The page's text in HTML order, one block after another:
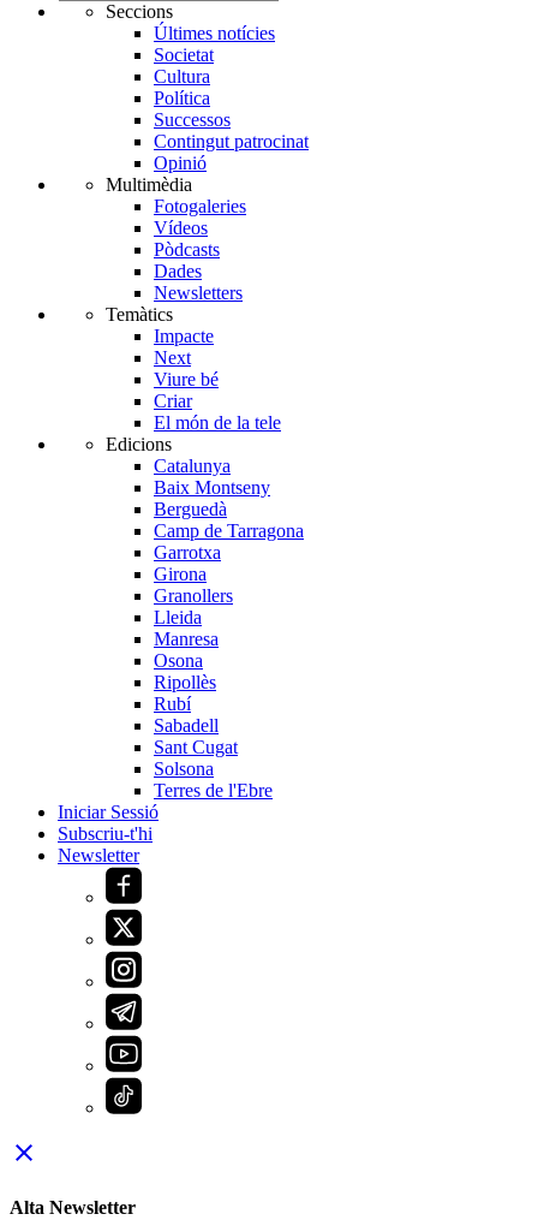
Seccions
Últimes notícies
Societat
Cultura
Política
Successos
Contingut patrocinat
Opinió
Multimèdia
Fotogaleries
Vídeos
Pòdcasts
Dades
Newsletters
Temàtics
Impacte
Next
Viure bé
Criar
El món de la tele
Edicions
Catalunya
Baix Montseny
Berguedà
Camp de Tarragona
Garrotxa
Girona
Granollers
Lleida
Manresa
Osona
Ripollès
Rubí
Sabadell
Sant Cugat
Solsona
Terres de l'Ebre
Iniciar Sessió
Subscriu-t'hi
Newsletter
close
Alta Newsletter